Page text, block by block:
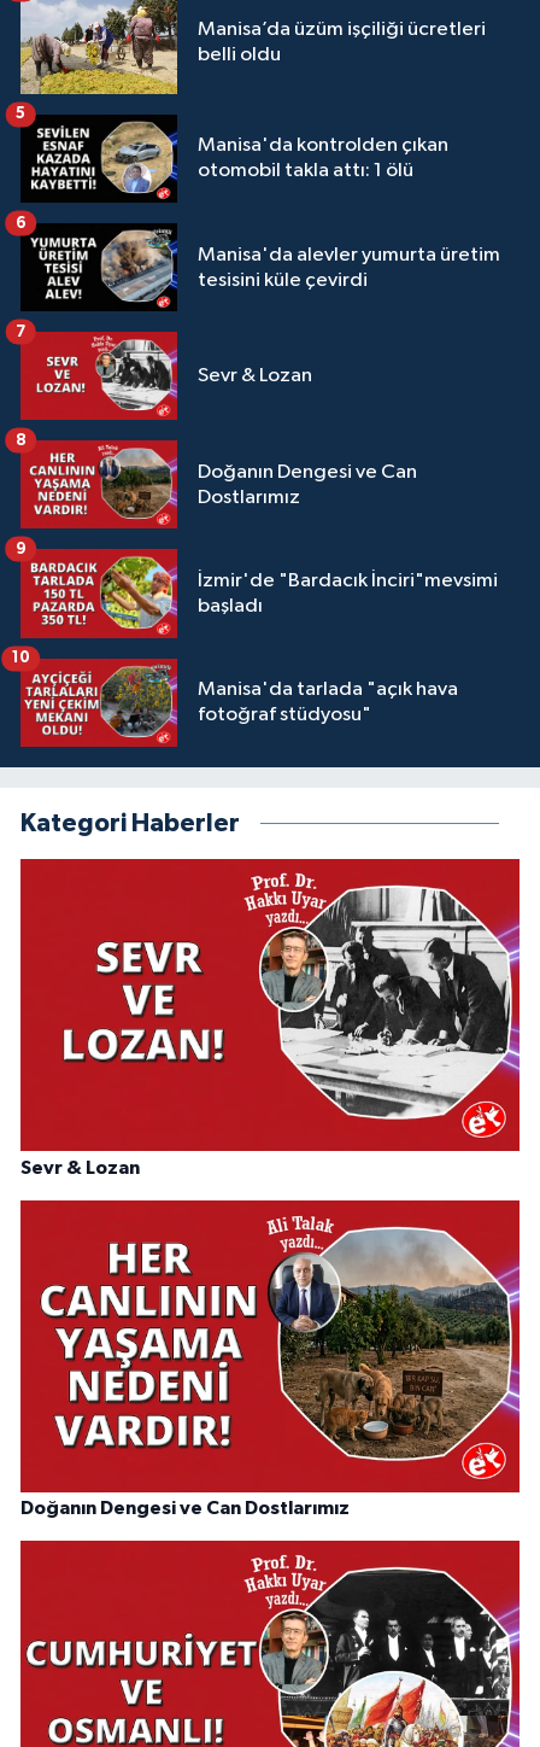
Manisa’da üzüm işçiliği ücretleri
belli oldu
Manisa'da kontrolden çıkan
otomobil takla attı: 1 ölü
5
Manisa'da alevler yumurta üretim
tesisini küle çevirdi
6
Sevr & Lozan
7
Doğanın Dengesi ve Can
Dostlarımız
8
İzmir'de "Bardacık İnciri"mevsimi
başladı
9
Manisa'da tarlada "açık hava
fotoğraf stüdyosu"
10
Kategori Haberler
Sevr & Lozan
Doğanın Dengesi ve Can Dostlarımız